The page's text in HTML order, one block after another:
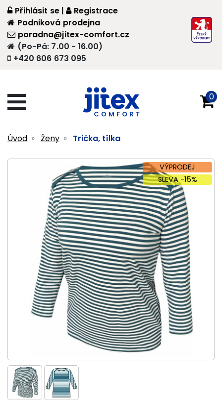
+420 606 673 095
(Po-Pá: 7.00 - 16.00)
poradna@jitex-comfort.cz
Přihlásit se |
Registrace
Podniková prodejna
0
Úvod Ženy Trička, tílka
VÝPRODEJ
SLEVA -15%